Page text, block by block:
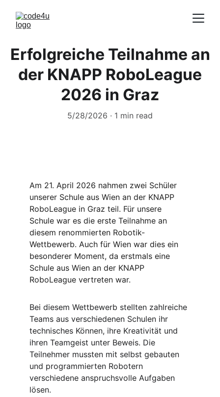
Erfolgreiche Teilnahme an
der KNAPP RoboLeague
2026 in Graz
5/28/2026 1 min read
Am 21. April 2026 nahmen zwei Schüler
unserer Schule aus Wien an der KNAPP
RoboLeague in Graz teil. Für unsere
Schule war es die erste Teilnahme an
diesem renommierten Robotik-
Wettbewerb. Auch für Wien war dies ein
besonderer Moment, da erstmals eine
Schule aus Wien an der KNAPP
RoboLeague vertreten war.
Bei diesem Wettbewerb stellten zahlreiche
Teams aus verschiedenen Schulen ihr
technisches Können, ihre Kreativität und
ihren Teamgeist unter Beweis. Die
Teilnehmer mussten mit selbst gebauten
und programmierten Robotern
verschiedene anspruchsvolle Aufgaben
lösen.